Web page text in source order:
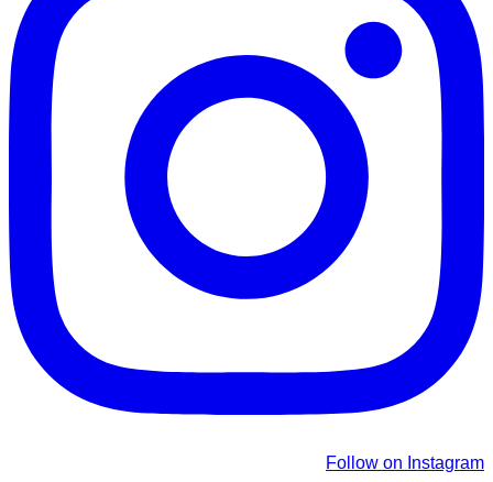
Follow on Instagram